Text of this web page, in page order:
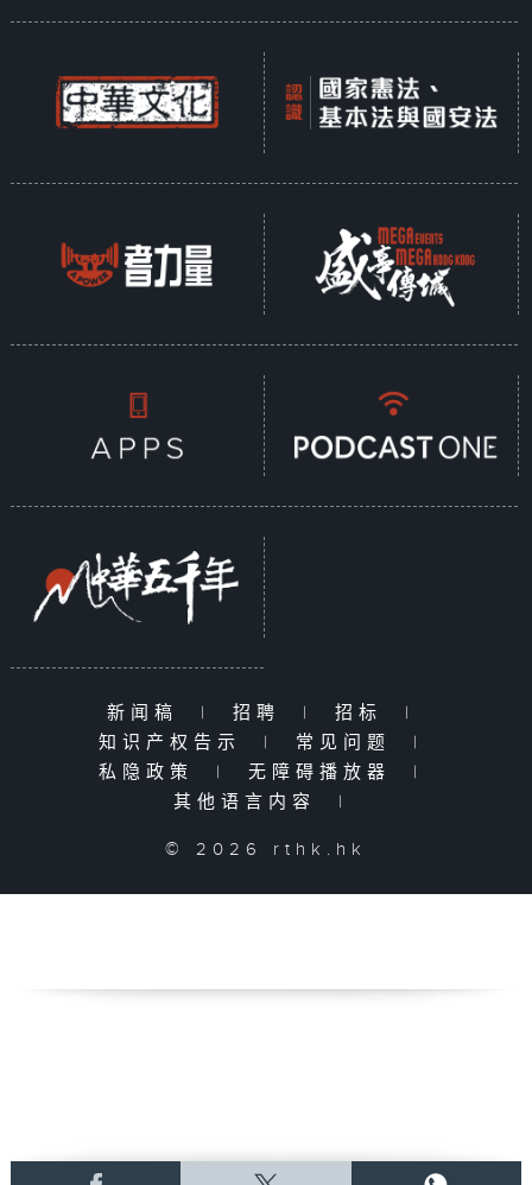
新闻稿 | 招聘 | 招标
|
知识产权告示
| 常见问题
|
私隐政策
| 无障碍播放器
|
其他语言内容
|
© 2026 rthk.hk